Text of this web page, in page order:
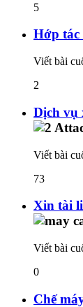
5
Hớp tác
Viết bài
2
Dịch vụ
Viết bài
73
Xin tài
Viết bài
0
Chế